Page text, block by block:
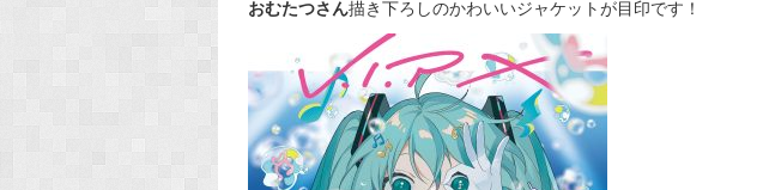
o
おむたつさん描き下ろしのかわいいジャケットが目印です！